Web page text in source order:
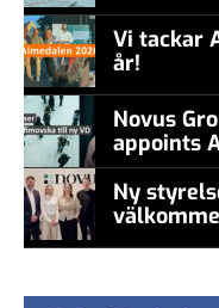
Vi tackar
år!
Novus
appoints
new CEO
Ny